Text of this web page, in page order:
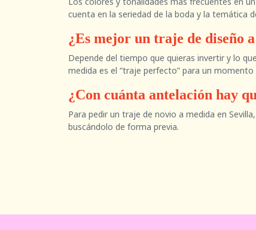
cuenta en la seriedad de la boda y la temática
¿Es mejor un traje de diseño
Depende del tiempo que quieras invertir y lo
medida es el “traje perfecto” para un momento
¿Con cuánta antelación hay
Para pedir un traje de novio a medida en
buscándolo de forma previa.